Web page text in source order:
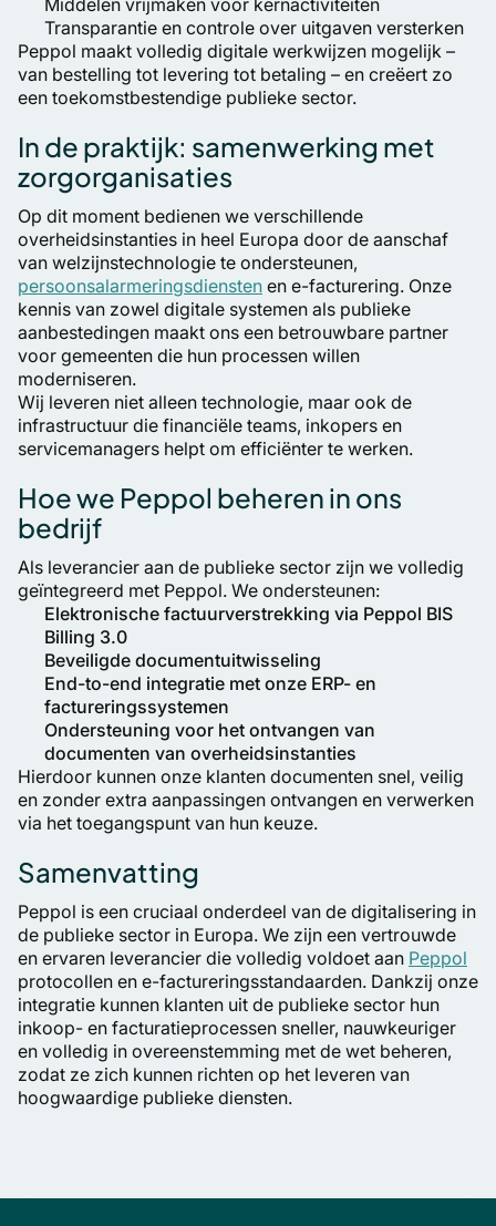
Middelen vrijmaken voor kernactiviteiten
Transparantie en controle over uitgaven versterken
Peppol maakt volledig digitale werkwijzen mogelijk –
van bestelling tot levering tot betaling – en creëert zo
een toekomstbestendige publieke sector.
In de praktijk: samenwerking met
zorgorganisaties
Op dit moment bedienen we verschillende
overheidsinstanties in heel Europa door de aanschaf
van welzijnstechnologie te ondersteunen,
persoonsalarmeringsdiensten en e-facturering. Onze
kennis van zowel digitale systemen als publieke
aanbestedingen maakt ons een betrouwbare partner
voor gemeenten die hun processen willen
moderniseren.
Wij leveren niet alleen technologie, maar ook de
infrastructuur die financiële teams, inkopers en
servicemanagers helpt om efficiënter te werken.
Hoe we Peppol beheren in ons
bedrijf
Als leverancier aan de publieke sector zijn we volledig
geïntegreerd met Peppol. We ondersteunen:
Elektronische factuurverstrekking via Peppol BIS
Billing 3.0
Beveiligde documentuitwisseling
End-to-end integratie met onze ERP- en
factureringssystemen
Ondersteuning voor het ontvangen van
documenten van overheidsinstanties
Hierdoor kunnen onze klanten documenten snel, veilig
en zonder extra aanpassingen ontvangen en verwerken
via het toegangspunt van hun keuze.
Samenvatting
Peppol is een cruciaal onderdeel van de digitalisering in
de publieke sector in Europa. We zijn een vertrouwde
en ervaren leverancier die volledig voldoet aan Peppol
protocollen en e-factureringsstandaarden. Dankzij onze
integratie kunnen klanten uit de publieke sector hun
inkoop- en facturatieprocessen sneller, nauwkeuriger
en volledig in overeenstemming met de wet beheren,
zodat ze zich kunnen richten op het leveren van
hoogwaardige publieke diensten.